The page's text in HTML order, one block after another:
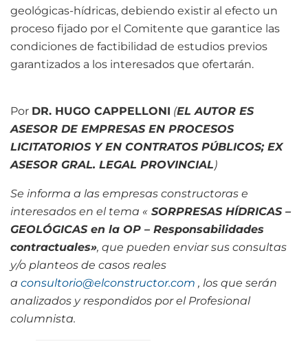
geológicas-hídricas, debiendo existir al efecto un
proceso fijado por el Comitente que garantice las
condiciones de factibilidad de estudios previos
garantizados a los interesados que ofertarán.
Por DR. HUGO CAPPELLONI (EL AUTOR ES
ASESOR DE EMPRESAS EN PROCESOS
LICITATORIOS Y EN CONTRATOS PÚBLICOS; EX
ASESOR GRAL. LEGAL PROVINCIAL)
Se informa a las empresas constructoras e
interesados en el tema « SORPRESAS HÍDRICAS –
GEOLÓGICAS en la OP – Responsabilidades
contractuales», que pueden enviar sus consultas
y/o planteos de casos reales
a consultorio@elconstructor.com , los que serán
analizados y respondidos por el Profesional
columnista.